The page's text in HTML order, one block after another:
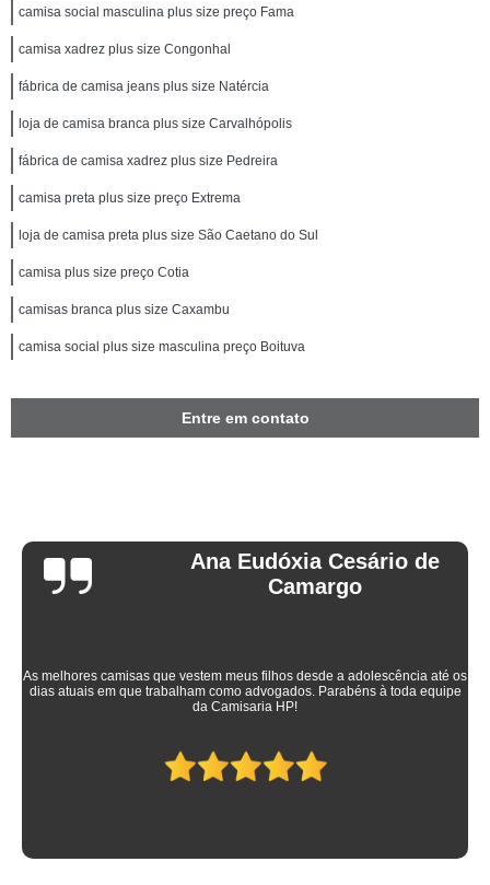
camisa social masculina plus size preço Fama
camisa xadrez plus size Congonhal
fábrica de camisa jeans plus size Natércia
loja de camisa branca plus size Carvalhópolis
fábrica de camisa xadrez plus size Pedreira
camisa preta plus size preço Extrema
loja de camisa preta plus size São Caetano do Sul
camisa plus size preço Cotia
camisas branca plus size Caxambu
camisa social plus size masculina preço Boituva
Entre em contato
Ana Eudóxia Cesário de
Camargo
As melhores camisas que vestem meus filhos desde a adolescência até os
dias atuais em que trabalham como advogados. Parabéns à toda equipe
da Camisaria HP!